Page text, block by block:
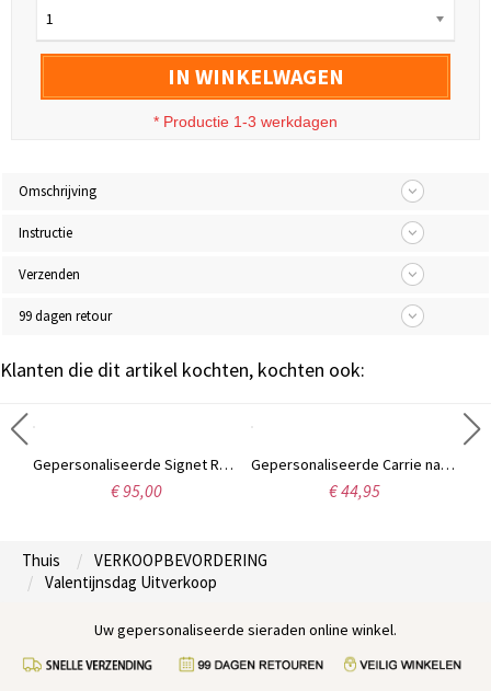
1
IN WINKELWAGEN
* Productie 1-3 werkdagen
Omschrijving
Instructie
Verzenden
99 dagen retour
Klanten die dit artikel kochten, kochten ook:
Gepersonaliseerde Signet Radiant monogram ring in sterling zilver
€ 95,00
Gepersonaliseerde Carrie naam Ring Gift Sterling zilver
€ 44,95
Thuis
VERKOOPBEVORDERING
Valentijnsdag Uitverkoop
Uw gepersonaliseerde sieraden online winkel.